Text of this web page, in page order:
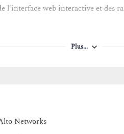
l'interface web interactive et des
Plus...
Networks